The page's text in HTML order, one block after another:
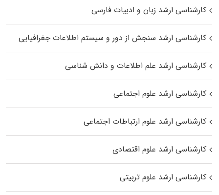
کارشناسی ارشد زبان و ادبیات فارسی
کارشناسی ارشد سنجش از دور و سیستم اطلاعات جغرافیایی
کارشناسی ارشد علم اطلاعات و دانش شناسی
کارشناسی ارشد علوم اجتماعی
کارشناسی ارشد علوم ارتباطات اجتماعی
کارشناسی ارشد علوم اقتصادی
کارشناسی ارشد علوم تربیتی